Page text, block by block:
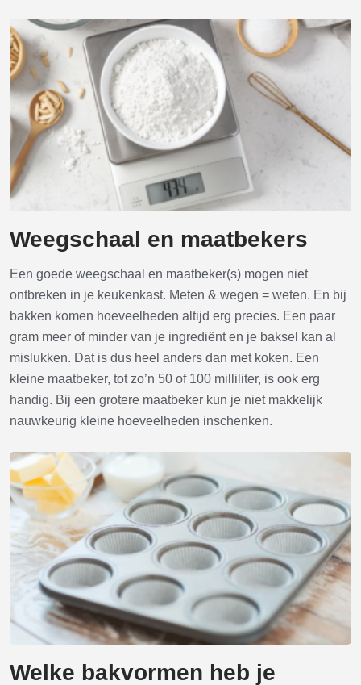
Weegschaal en maatbekers
Een goede weegschaal en maatbeker(s) mogen niet
ontbreken in je keukenkast. Meten & wegen = weten. En bij
bakken komen hoeveelheden altijd erg precies. Een paar
gram meer of minder van je ingrediënt en je baksel kan al
mislukken. Dat is dus heel anders dan met koken. Een
kleine maatbeker, tot zo’n 50 of 100 milliliter, is ook erg
handig. Bij een grotere maatbeker kun je niet makkelijk
nauwkeurig kleine hoeveelheden inschenken.
Welke bakvormen heb je